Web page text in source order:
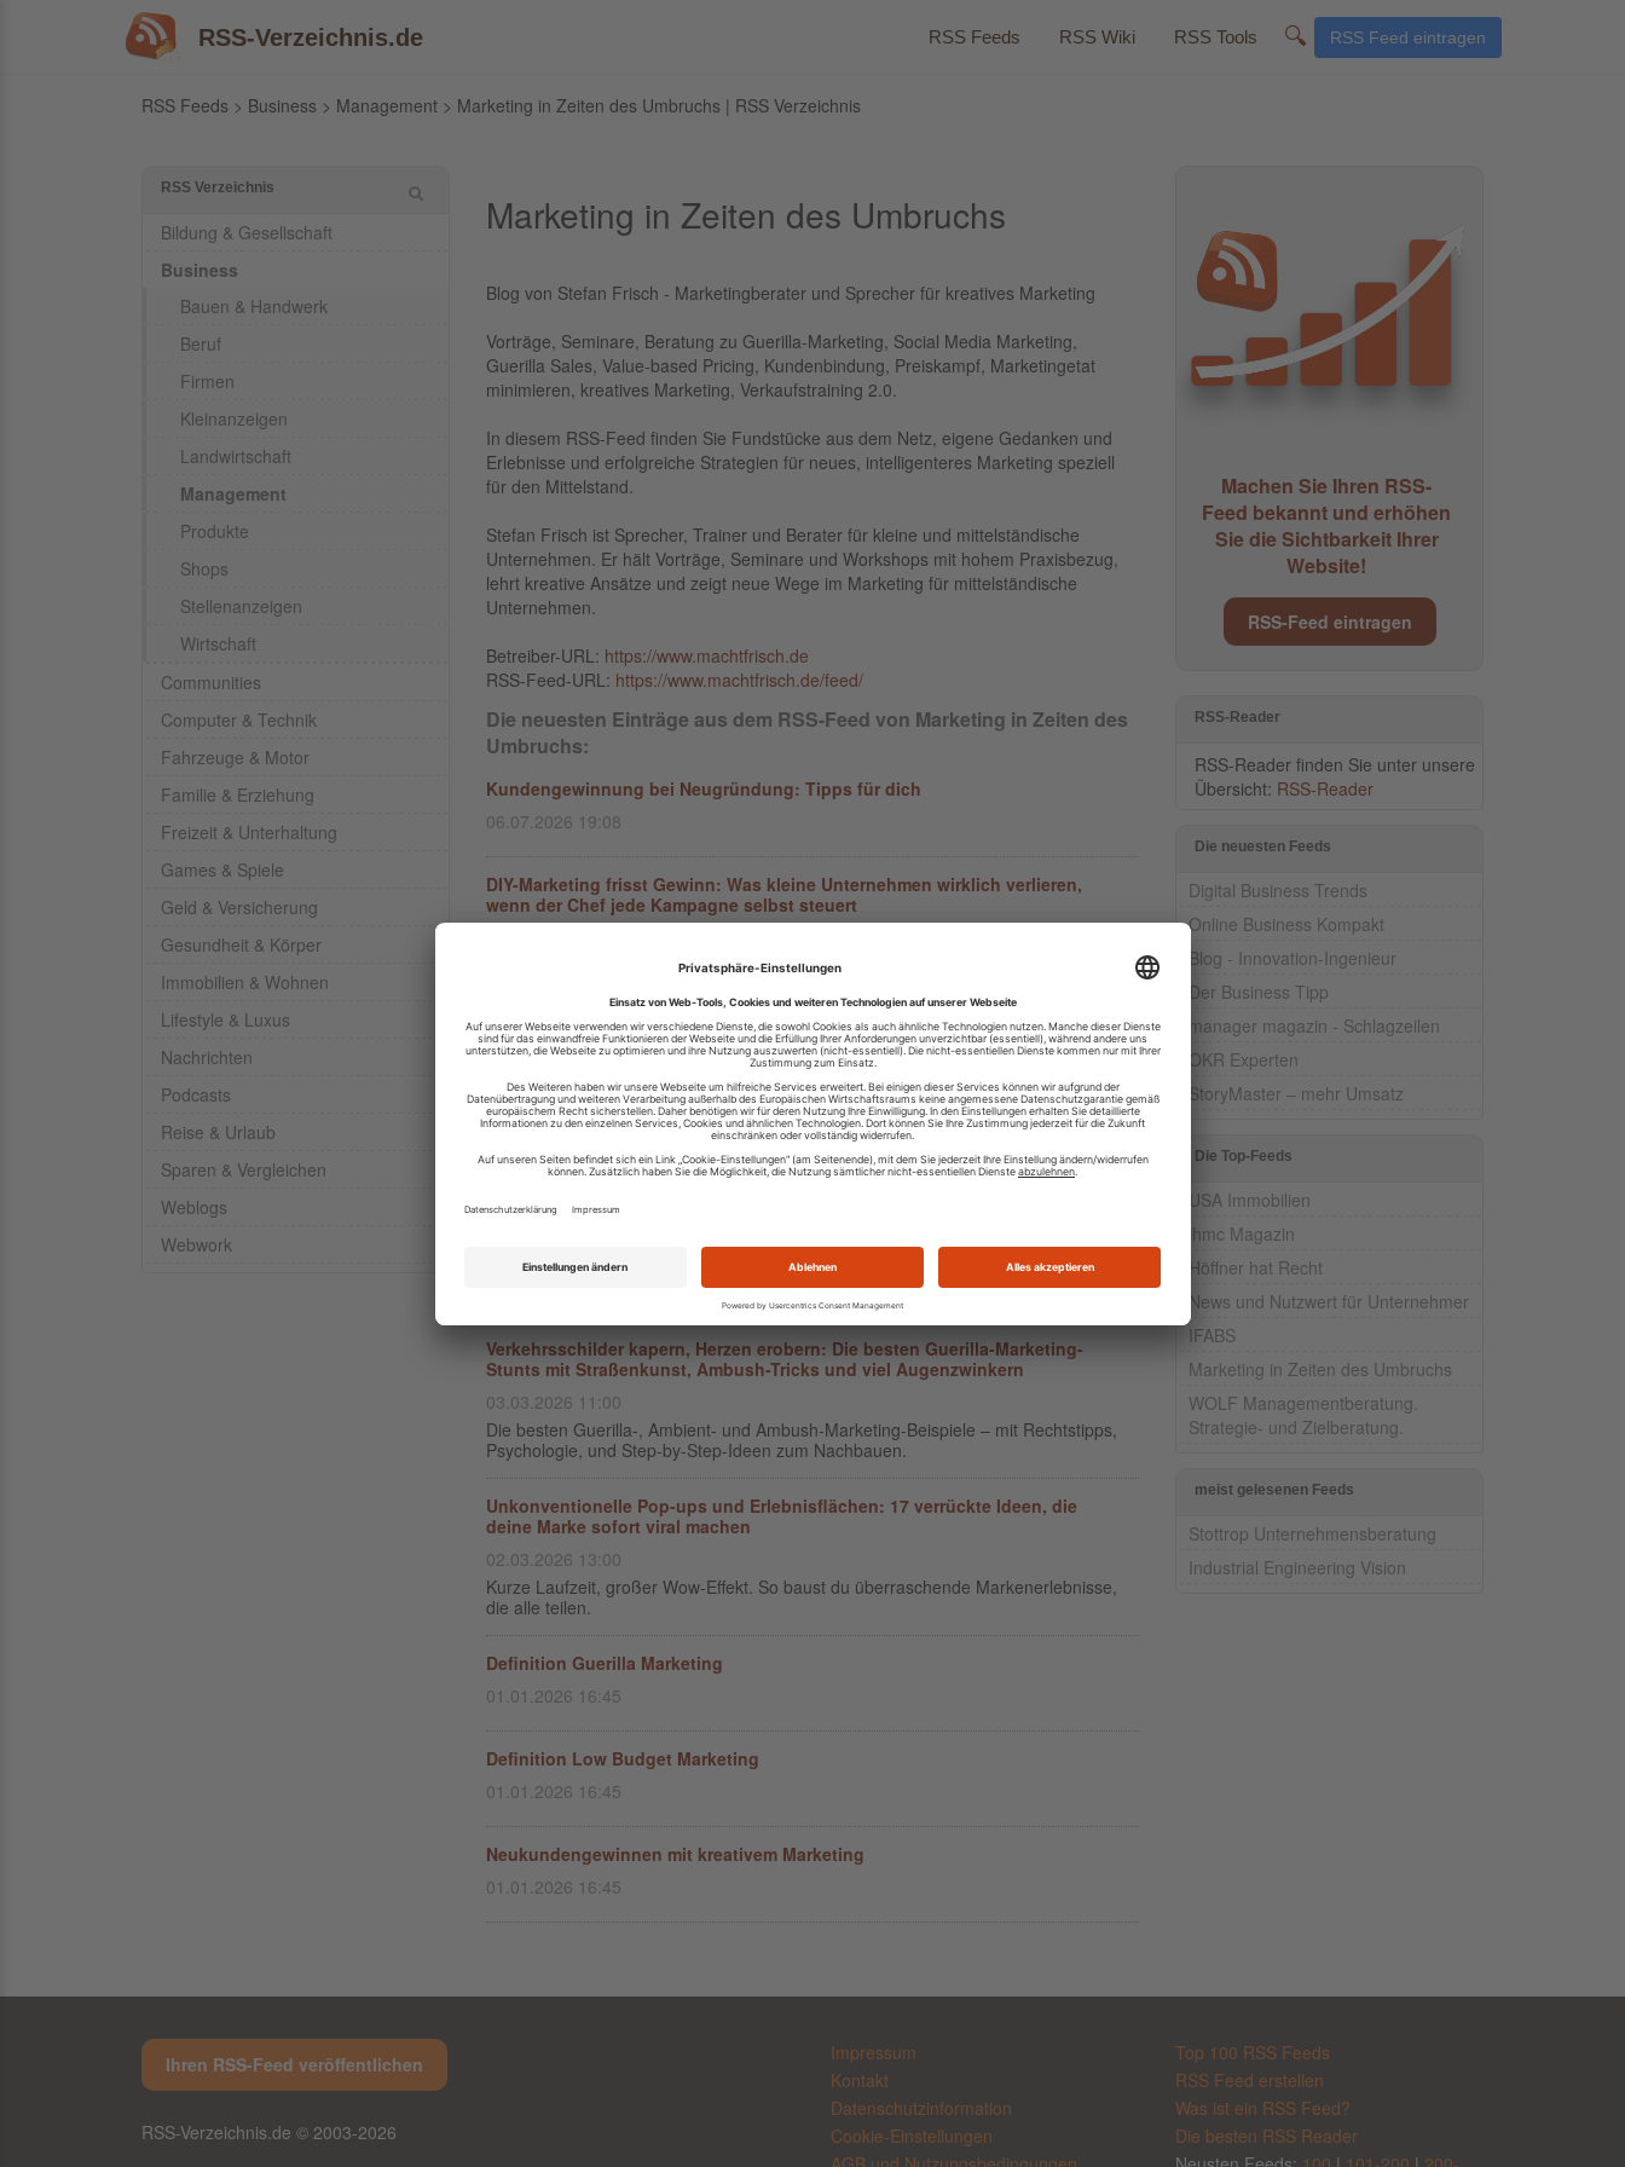
RSS-Verzeichnis.de RSS Feeds RSS Wiki RSS Tools 🔍 RSS Feed eintragen
RSS Feeds > Business > Management > Marketing in Zeiten des Umbruchs | RSS Verzeichnis
RSS Verzeichnis
Bildung & Gesellschaft
Business
Bauen & Handwerk
Beruf
Firmen
Kleinanzeigen
Landwirtschaft
Management
Produkte
Shops
Stellenanzeigen
Wirtschaft
Communities
Computer & Technik
Fahrzeuge & Motor
Familie & Erziehung
Freizeit & Unterhaltung
Games & Spiele
Geld & Versicherung
Gesundheit & Körper
Immobilien & Wohnen
Lifestyle & Luxus
Nachrichten
Podcasts
Reise & Urlaub
Sparen & Vergleichen
Weblogs
Webwork
Marketing in Zeiten des Umbruchs
Blog von Stefan Frisch - Marketingberater und Sprecher für kreatives Marketing
Vorträge, Seminare, Beratung zu Guerilla-Marketing, Social Media Marketing,
Guerilla Sales, Value-based Pricing, Kundenbindung, Preiskampf, Marketingetat
minimieren, kreatives Marketing, Verkaufstraining 2.0.
In diesem RSS-Feed finden Sie Fundstücke aus dem Netz, eigene Gedanken und
Erlebnisse und erfolgreiche Strategien für neues, intelligenteres Marketing speziell
für den Mittelstand.
Stefan Frisch ist Sprecher, Trainer und Berater für kleine und mittelständische
Unternehmen. Er hält Vorträge, Seminare und Workshops mit hohem Praxisbezug,
lehrt kreative Ansätze und zeigt neue Wege im Marketing für mittelständische
Unternehmen.
Betreiber-URL: https://www.machtfrisch.de
RSS-Feed-URL: https://www.machtfrisch.de/feed/
Die neuesten Einträge aus dem RSS-Feed von Marketing in Zeiten des
Umbruchs:
Kundengewinnung bei Neugründung: Tipps für dich
06.07.2026 19:08
DIY-Marketing frisst Gewinn: Was kleine Unternehmen wirklich verlieren,
wenn der Chef jede Kampagne selbst steuert
Hast du schon Guerilla-Marketing ausprobiert?
01.06.2026 19:54
Kosten, Kontrolle und Vertrauen: Die 7-Prozent-Regel, die Ihnen die perfekte
kleine Marketingagentur sichert
13.05.2026 12:00
Ein Leitfaden mit klaren Zahlen, Checklisten und Best Practices, damit Guerilla,
Die besten Ambush-Marketing Beispiele
Verkehrsschilder kapern, Herzen erobern: Die besten Guerilla-Marketing-
Stunts mit Straßenkunst, Ambush-Tricks und viel Augenzwinkern
03.03.2026 11:00
Die besten Guerilla-, Ambient- und Ambush-Marketing-Beispiele – mit Rechtstipps,
Psychologie, und Step-by-Step-Ideen zum Nachbauen.
Unkonventionelle Pop-ups und Erlebnisflächen: 17 verrückte Ideen, die
deine Marke sofort viral machen
02.03.2026 13:00
Kurze Laufzeit, großer Wow-Effekt. So baust du überraschende Markenerlebnisse,
die alle teilen.
Definition Guerilla Marketing
01.01.2026 16:45
Definition Low Budget Marketing
01.01.2026 16:45
Neukundengewinnen mit kreativem Marketing
01.01.2026 16:45
Machen Sie Ihren RSS-
Feed bekannt und erhöhen
Sie die Sichtbarkeit Ihrer
Website!
RSS-Feed eintragen
RSS-Reader
RSS-Reader finden Sie unter unsere
Übersicht: RSS-Reader
Die neuesten Feeds
Digital Business Trends
Online Business Kompakt
Blog - Innovation-Ingenieur
Der Business Tipp
manager magazin - Schlagzeilen
OKR Experten
StoryMaster – mehr Umsatz
Die Top-Feeds
USA Immobilien
jhmc Magazin
Höffner hat Recht
News und Nutzwert für Unternehmer
IFABS
Marketing in Zeiten des Umbruchs
WOLF Managementberatung.
Strategie- und Zielberatung.
meist gelesenen Feeds
Stottrop Unternehmensberatung
Industrial Engineering Vision
Ihren RSS-Feed veröffentlichen
RSS-Verzeichnis.de © 2003-2026
Impressum
Kontakt
Datenschutzinformation
Cookie-Einstellungen
Top 100 RSS Feeds
RSS Feed erstellen
Was ist ein RSS Feed?
Die besten RSS Reader